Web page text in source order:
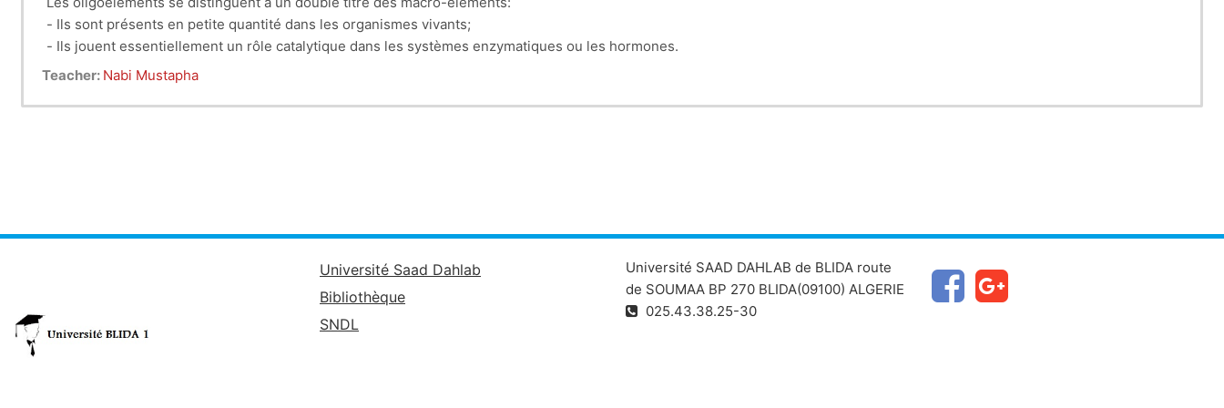
- Ils sont présents en petite quantité dans les organismes vivants;
- Ils jouent essentiellement un rôle catalytique dans les systèmes enzymatiques ou les hormones.
Teacher: Nabi Mustapha
Université Saad Dahlab
Bibliothèque
SNDL
Université SAAD DAHLAB de BLIDA route
de SOUMAA BP 270 BLIDA(09100) ALGERIE
025.43.38.25-30